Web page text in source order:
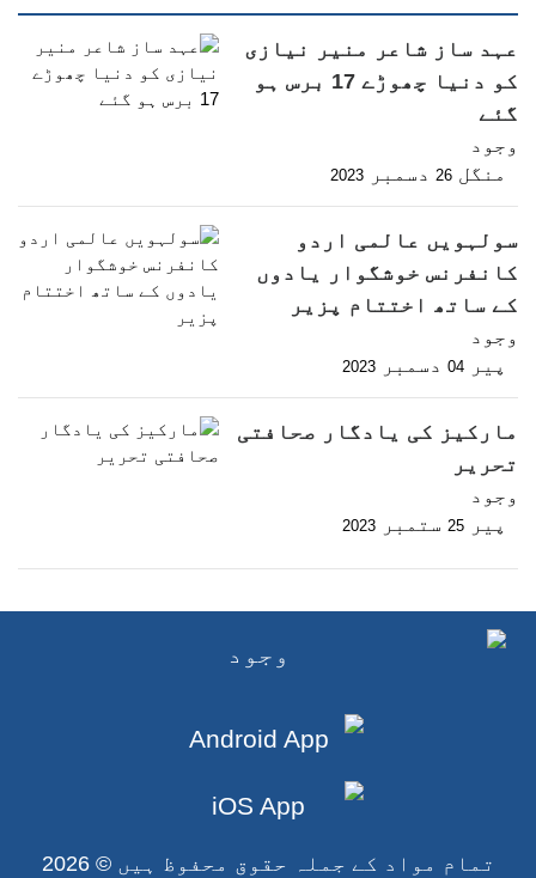
عہد ساز شاعر منیر نیازی
کو دنیا چھوڑے 17 برس ہو
گئے
وجود
منگل 26 دسمبر 2023
سولہویں عالمی اردو
کانفرنس خوشگوار یادوں
کے ساتھ اختتام پزیر
وجود
پیر 04 دسمبر 2023
مارکیز کی یادگار صحافتی
تحریر
وجود
پیر 25 ستمبر 2023
تمام مواد کے جملہ حقوق محفوظ ہیں © 2026